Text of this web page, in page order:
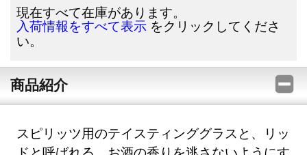
現在すべて在庫があります。
入荷情報をすべて表示 をクリックしてくださ
い。
商品紹介
スピリッツ用のテイスティンググラスと、リッ